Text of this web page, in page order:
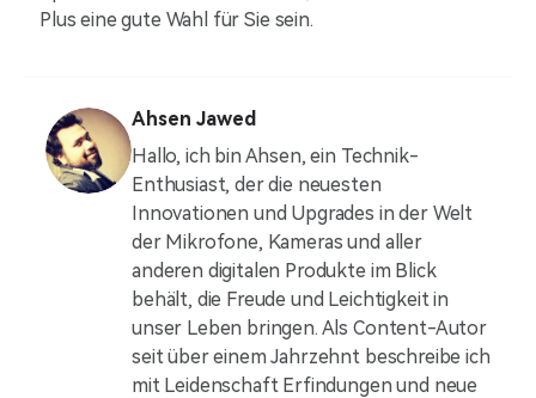
Plus eine gute Wahl für Sie sein.
Ahsen Jawed
Hallo, ich bin Ahsen, ein Technik-
Enthusiast, der die neuesten
Innovationen und Upgrades in der Welt
der Mikrofone, Kameras und aller
anderen digitalen Produkte im Blick
behält, die Freude und Leichtigkeit in
unser Leben bringen. Als Content-Autor
seit über einem Jahrzehnt beschreibe ich
mit Leidenschaft Erfindungen und neue